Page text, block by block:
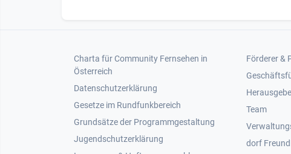
Footer 1
Charta für Community Fernsehen in
Österreich
Datenschutzerklärung
Gesetze im Rundfunkbereich
Grundsätze der Programmgestaltung
Jugendschutzerklärung
Footer
Förderer &
Team
dorf